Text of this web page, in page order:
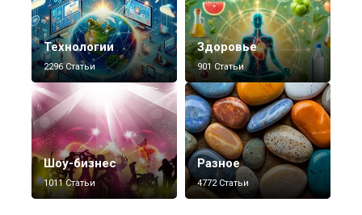
Технологии
2296 Статьи
Здоровье
901 Статьи
Шоу-бизнес
1011 Статьи
Разное
4772 Статьи